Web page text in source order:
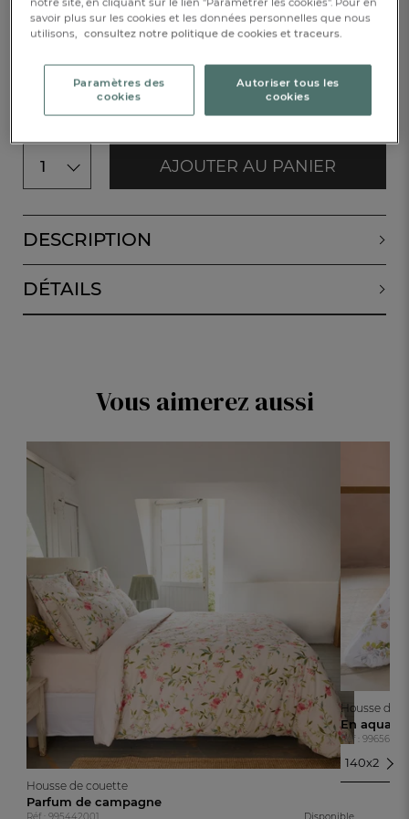
260x240cm
1 AJOUTER AU PANIER
DESCRIPTION
DÉTAILS
Vous aimerez aussi
Housse de couette
Parfum de campagne
Housse de
En
Réf :
savoir plus sur les cookies et les données personnelles que nous
utilisons, consultez notre politique de cookies et traceurs.
Paramètres des
cookies
Autoriser tous les
cookies